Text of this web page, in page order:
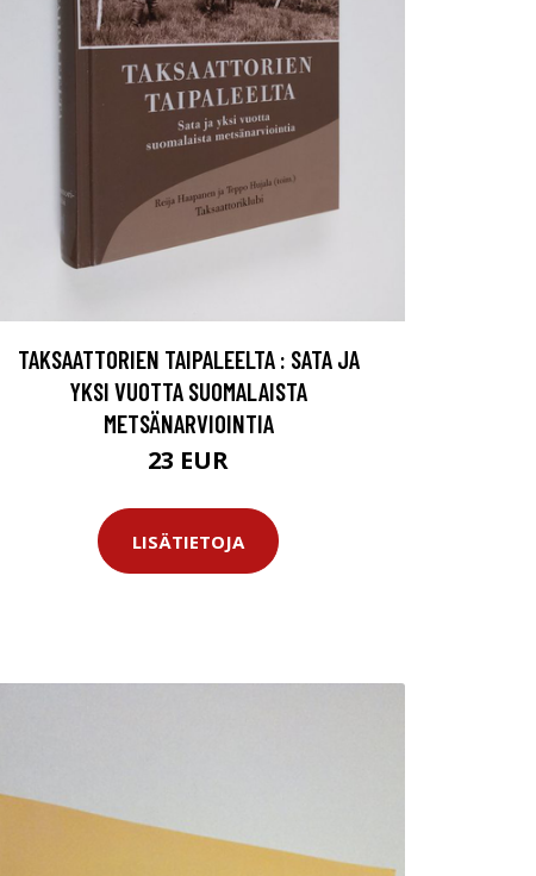
TAKSAATTORIEN TAIPALEELTA : SATA JA
YKSI VUOTTA SUOMALAISTA
METSÄNARVIOINTIA
23 EUR
LISÄTIETOJA